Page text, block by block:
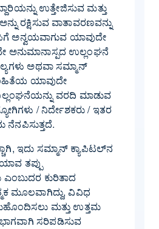
ಉತ್ತೇಜಿಸುವ ಮತ್ತು
ರಕ್ಷಿಸುವ ವಾತಾವರಣವನ್ನು
ಅನ್ವಯವಾಗುವ ಯಾವುದೇ
ಅನುಮಾನಾಸ್ಪದ ಉಲ್ಲಂಘನೆ
ಅಥವಾ ಸಮ್ಮಾನ್
ಯಾವುದೇ
ವರದಿ ಮಾಡುವ
/ ನಿರ್ದೇಶಕರು / ಇತರ
ನೆನಪಿಸುತ್ತದೆ.
ಇದು ಸಮ್ಮಾನ್ ಕ್ಯಾಪಿಟಲ್‌ನ
ತಪ್ಪು
ಕುರಿತಾದ
ಮೂಲವಾಗಿದ್ದು, ವಿವಿಧ
ಮತ್ತು ಉತ್ತಮ
ಸರಿಪಡಿಸುವ